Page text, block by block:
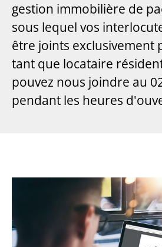
gestion immobilière de
sous lequel vos
être joints exclusivement
tant que locataire
pouvez nous joindre au
pendant les heures